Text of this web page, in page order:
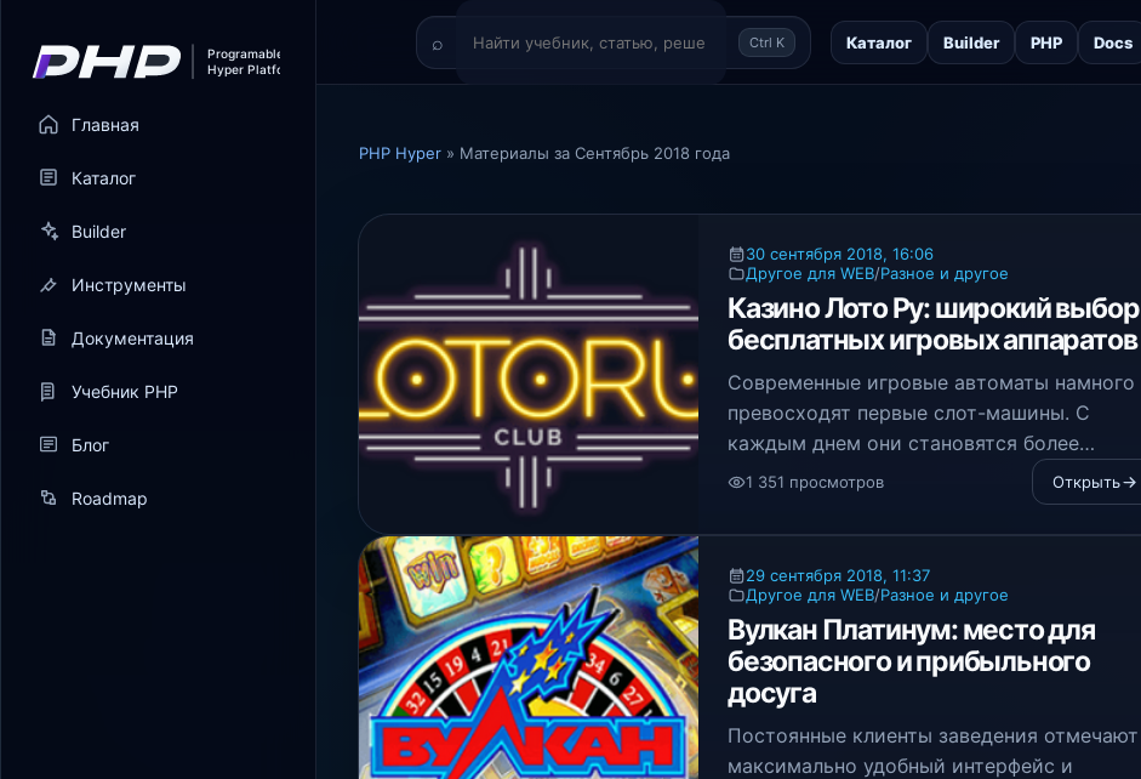
Главная
Каталог
Builder
Инструменты
Документация
Учебник PHP
Блог
Roadmap
Ctrl K Каталог Builder PHP Docs
PHP Hyper » Материалы за Сентябрь 2018 года
30 сентября 2018, 16:06
Другое для WEB/Разное и другое
Казино Лото Ру: широкий выбор
бесплатных игровых аппаратов
Современные игровые автоматы намного
превосходят первые слот-машины. С
каждым днем они становятся более
красочными и функциональными
1 351 просмотров Открыть
29 сентября 2018, 11:37
Другое для WEB/Разное и другое
Вулкан Платинум: место для
безопасного и прибыльного
досуга
Постоянные клиенты заведения отмечают
максимально удобный интерфейс и